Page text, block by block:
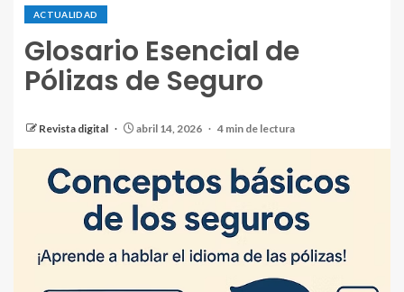
ACTUALIDAD
Glosario Esencial de
Pólizas de Seguro
Revista digital abril 14, 2026 4 min de lectura